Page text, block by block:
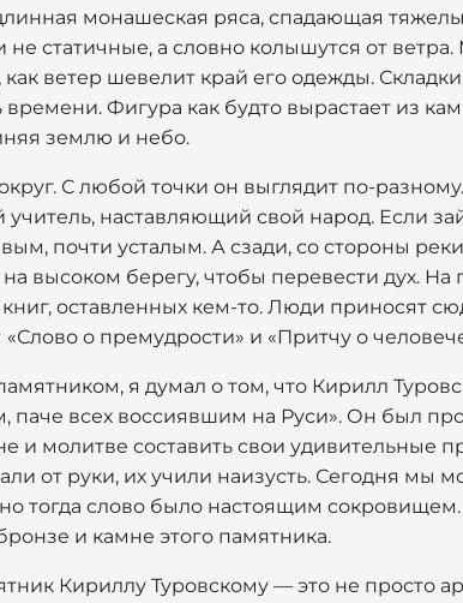
монашеская ряса, спадающая
не статичные, а словно колышутся от
как ветер шевелит край его одежды.
времени. Фигура как будто вырастает из
землю и небо.
С любой точки он выглядит по-
учитель, наставляющий свой народ. Если
почти усталым. А сзади, со стороны
высоком берегу, чтобы перевести дух. На
оставленных кем-то. Люди приносят
о премудрости» и «Притчу о
я думал о том, что Кирилл
паче всех воссиявшим на Руси». Он был
и молитве составить свои удивительные
от руки, их учили наизусть. Сегодня мы
тогда слово было настоящим сокровищем.
и камне этого памятника.
Кириллу Туровскому — это не просто